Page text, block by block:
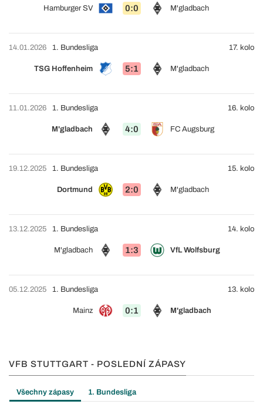
Hamburger SV 0:0 M'gladbach
14.01.2026
TSG Hoffenheim 5:1 M'gladbach
1. Bundesliga 17. kolo
11.01.2026
M'gladbach 4:0 FC Augsburg
1. Bundesliga 16. kolo
19.12.2025
Dortmund 2:0 M'gladbach
1. Bundesliga 15. kolo
13.12.2025
M'gladbach 1:3 VfL Wolfsburg
1. Bundesliga 14. kolo
05.12.2025
Mainz 0:1 M'gladbach
1. Bundesliga 13. kolo
VFB STUTTGART - POSLEDNÍ ZÁPASY
Všechny zápasy 1. Bundesliga